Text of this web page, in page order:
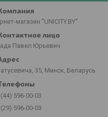
магазин "UNICITY.BY"
Павел Юрьевич
35, Минск, Беларусь
596-00-03
596-00-03